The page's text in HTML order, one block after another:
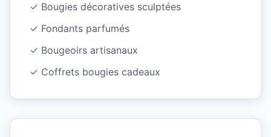
✓ Bougies décoratives sculptées
✓ Fondants parfumés
✓ Bougeoirs artisanaux
✓ Coffrets bougies cadeaux